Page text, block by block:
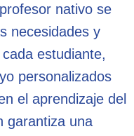
nativo se
necesidades y
estudiante,
personalizados
el aprendizaje del
garantiza una